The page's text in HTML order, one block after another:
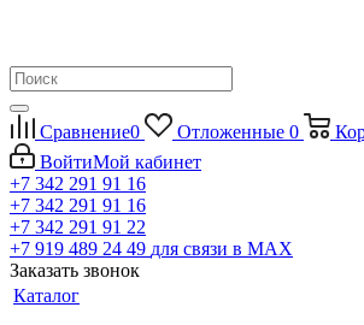
Сравнение0 Отложенные 0
ВойтиМой кабинет
+7 342 291 91 16
+7 342 291 91 16
+7 342 291 91 22
+7 919 489 24 49 для связи в МАХ
Заказать звонок
Каталог